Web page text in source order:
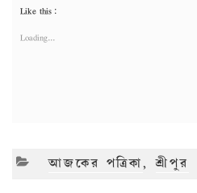
Like this:
Loading...
CATEGORIES
আজকের পত্রিকা,শ্রীপুর